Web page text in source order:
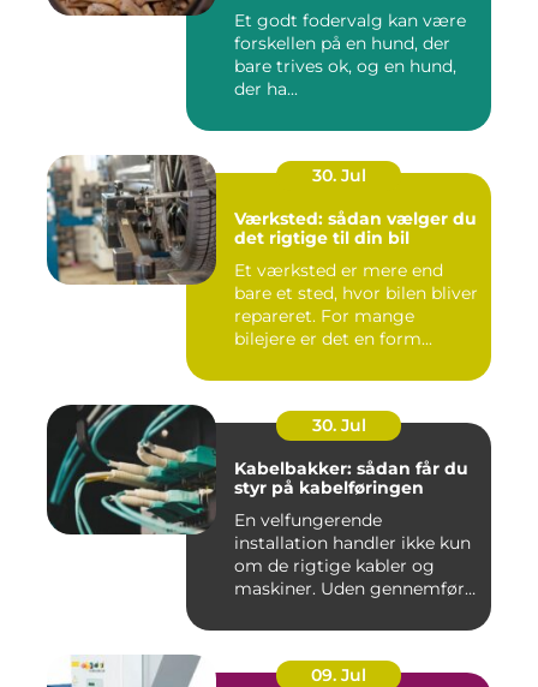
Et godt fodervalg kan være
forskellen på en hund, der
bare trives ok, og en hund,
der ha...
30. Jul
Værksted: sådan vælger du
det rigtige til din bil
Et værksted er mere end
bare et sted, hvor bilen bliver
repareret. For mange
bilejere er det en form...
30. Jul
Kabelbakker: sådan får du
styr på kabelføringen
En velfungerende
installation handler ikke kun
om de rigtige kabler og
maskiner. Uden gennemført
09. Jul